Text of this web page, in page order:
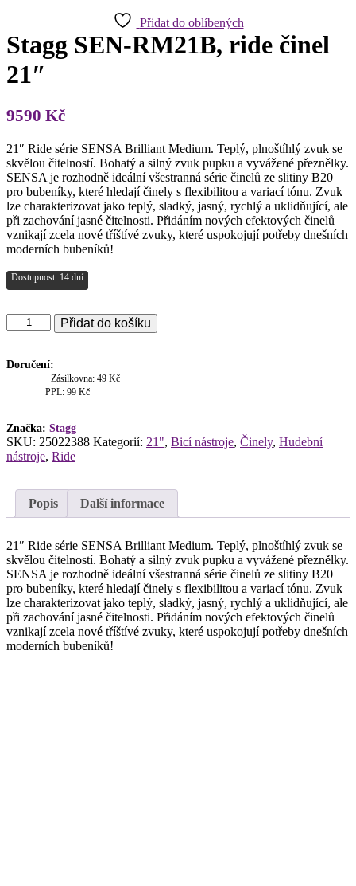
Přidat do oblíbených
Stagg SEN-RM21B, ride činel
21″
9590 Kč
21″ Ride série SENSA Brilliant Medium. Teplý, plnoštíhlý zvuk se
skvělou čitelností. Bohatý a silný zvuk pupku a vyvážené přeznělky.
SENSA je rozhodně ideální všestranná série činelů ze slitiny B20
pro bubeníky, které hledají činely s flexibilitou a variací tónu. Zvuk
lze charakterizovat jako teplý, sladký, jasný, rychlý a uklidňující, ale
při zachování jasné čitelnosti. Přidáním nových efektových činelů
vznikají zcela nové tříštívé zvuky, které uspokojují potřeby dnešních
moderních bubeníků!
Dostupnost: 14 dní
Stagg
SEN-
ride
Přidat do košíku
Doručení:
Zásilkovna: 49 Kč
PPL: 99 Kč
Značka: Stagg
SKU: 25022388 Kategorií: 21", Bicí nástroje, Činely, Hudební
nástroje, Ride
Popis Další informace
21″ Ride série SENSA Brilliant Medium. Teplý, plnoštíhlý zvuk se
skvělou čitelností. Bohatý a silný zvuk pupku a vyvážené přeznělky.
SENSA je rozhodně ideální všestranná série činelů ze slitiny B20
pro bubeníky, které hledají činely s flexibilitou a variací tónu. Zvuk
lze charakterizovat jako teplý, sladký, jasný, rychlý a uklidňující, ale
při zachování jasné čitelnosti. Přidáním nových efektových činelů
vznikají zcela nové tříštívé zvuky, které uspokojují potřeby dnešních
moderních bubeníků!